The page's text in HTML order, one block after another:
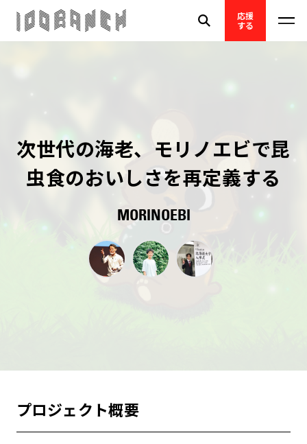
応援
する
次世代の海老、モリノエビで昆
虫食のおいしさを再定義する
MORINOEBI
プロジェクト概要